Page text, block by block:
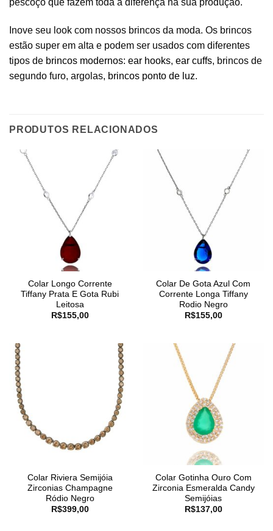
Inove seu look com nossos brincos da moda. Os brincos
estão super em alta e podem ser usados com diferentes
tipos de brincos modernos: ear hooks, ear cuffs, brincos de
segundo furo, argolas, brincos ponto de luz.
PRODUTOS RELACIONADOS
Colar Longo Corrente
Tiffany Prata E Gota Rubi
Leitosa
R$155,00
Colar De Gota Azul Com
Corrente Longa Tiffany
Rodio Negro
R$155,00
Colar Riviera Semijóia
Zirconias Champagne
Ródio Negro
R$399,00
Colar Gotinha Ouro Com
Zirconia Esmeralda Candy
Semijóias
R$137,00